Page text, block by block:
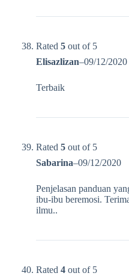
Rated 5 out of 5
Elisazlizan–09/12/2020
Terbaik
Rated 5 out of 5
Sabarina–09/12/2020
Penjelasan panduan
ibu-ibu beremosi.
ilmu..
Rated 4 out of 5